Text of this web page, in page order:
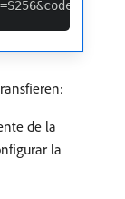
de la
la